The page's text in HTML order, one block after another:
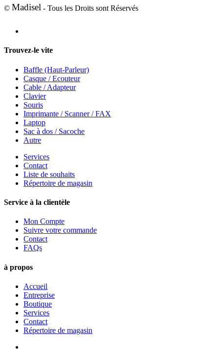
© Madisel - Tous les Droits sont Réservés
Trouvez-le vite
Baffle (Haut-Parleur)
Casque / Ecouteur
Cable / Adapteur
Clavier
Souris
Imprimante / Scanner / FAX
Laptop
Sac à dos / Sacoche
Autre
Services
Contact
Liste de souhaits
Répertoire de magasin
Service à la clientèle
Mon Compte
Suivre votre commande
Contact
FAQs
à propos
Accueil
Entreprise
Boutique
Services
Contact
Répertoire de magasin